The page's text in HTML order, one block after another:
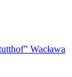
Wacława